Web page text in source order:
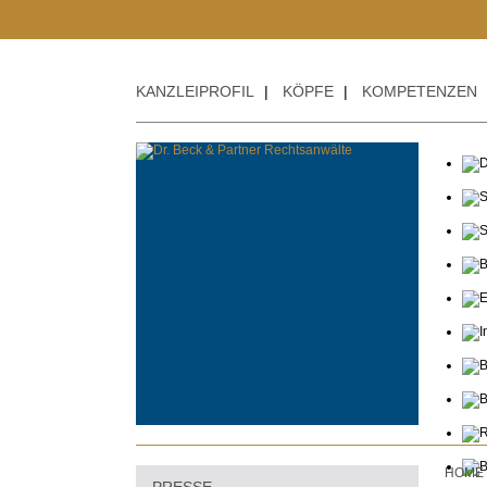
KANZLEIPROFIL | KÖPFE | KOMPETENZEN
HOME